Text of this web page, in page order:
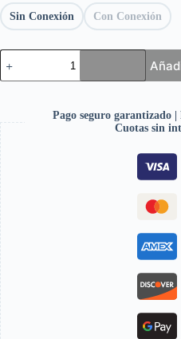
Sin Conexión Con Conexión
Pago seguro garantizado |
Cuotas sin